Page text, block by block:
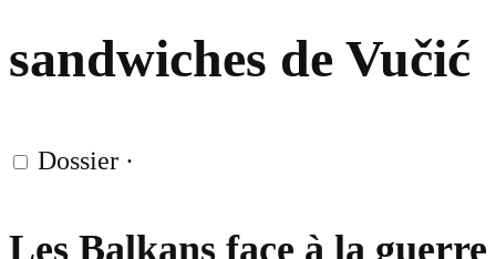
sandwiches de Vučić
Dossier ·
Les Balkans face à la guerre